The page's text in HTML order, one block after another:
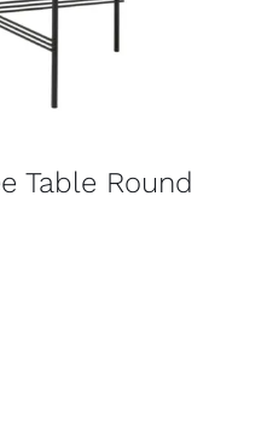
Table Round